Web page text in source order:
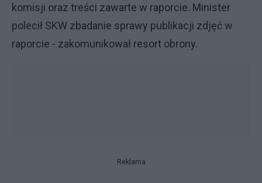
komisji oraz treści zawarte w raporcie. Minister
polecił SKW zbadanie sprawy publikacji zdjęć w
raporcie - zakomunikował resort obrony.
Reklama